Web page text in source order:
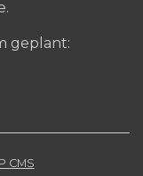
geplant:
CMS